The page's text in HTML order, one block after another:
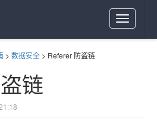
Toggle
navigation
> 数据安全 > Referer 防盗链
链